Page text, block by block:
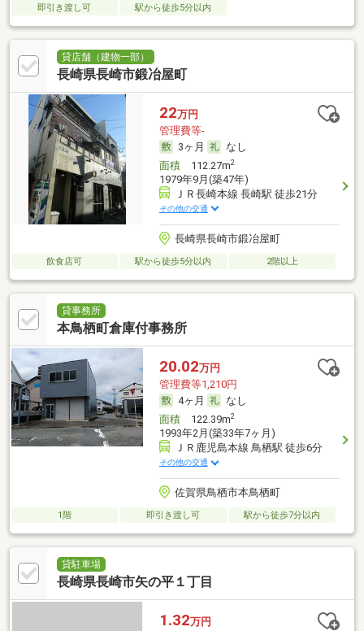
即引き渡し可 駅から徒歩5分以内
貸店舗（建物一部）
長崎県長崎市鍛冶屋町
22万円
管理費等-
3ヶ月
なし
面積112.27m2
1979年9月(築47年)
ＪＲ長崎本線 長崎駅 徒歩21分
その他の交通
長崎県長崎市鍛冶屋町
飲食店可 駅から徒歩5分以内 2階以上
貸事務所
本鳥栖町倉庫付事務所
20.02万円
管理費等1,210円
4ヶ月
なし
面積122.39m2
1993年2月(築33年7ヶ月)
ＪＲ鹿児島本線 鳥栖駅 徒歩6分
その他の交通
佐賀県鳥栖市本鳥栖町
1階 即引き渡し可 駅から徒歩7分以内
貸駐車場
長崎県長崎市矢の平１丁目
1.32万円